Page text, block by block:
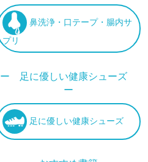
鼻洗浄・口テープ・腸内サ
プリ
ー 足に優しい健康シューズ
ー
足に優しい健康シューズ